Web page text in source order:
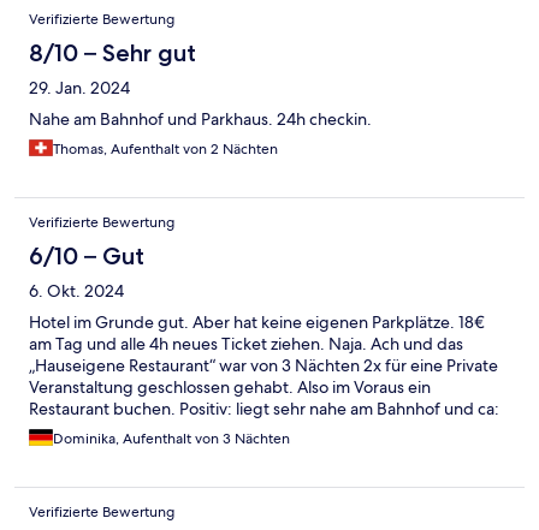
Verifizierte Bewertung
8/10 – Sehr gut
29. Jan. 2024
Nahe am Bahnhof und Parkhaus. 24h checkin.
Thomas, Aufenthalt von 2 Nächten
Verifizierte Bewertung
6/10 – Gut
6. Okt. 2024
Hotel im Grunde gut. Aber hat keine eigenen Parkplätze. 18€
am Tag und alle 4h neues Ticket ziehen. Naja. Ach und das
„Hauseigene Restaurant“ war von 3 Nächten 2x für eine Private
Veranstaltung geschlossen gehabt. Also im Voraus ein
Restaurant buchen. Positiv: liegt sehr nahe am Bahnhof und ca:
10 min Fußweg vom Zentrum und 15min von der Mosel.
Dominika, Aufenthalt von 3 Nächten
Verifizierte Bewertung